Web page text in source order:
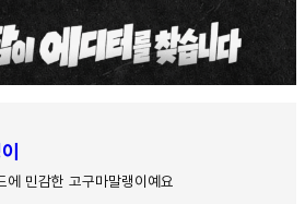
에 민감한 고구마말랭이예요